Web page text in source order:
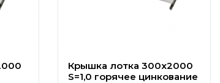
Крышка лотка 300х2000
S=1,0 горячее цинкование